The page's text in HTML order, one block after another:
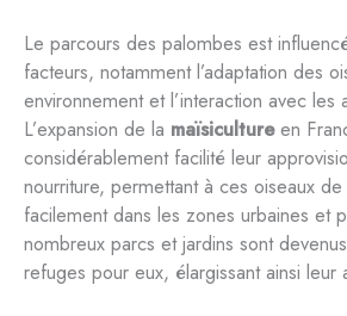
Le parcours des palombes est
facteurs, notamment l’adaptation des
environnement et l’interaction avec les
L’expansion de la maïsicultureen
considérablement facilité leur
nourriture, permettant à ces oiseaux
facilement dans les zones urbaines et
nombreux parcs et jardins sont
refuges pour eux, élargissant ainsi leur